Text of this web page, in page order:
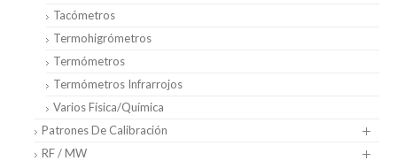
Tacómetros
Termohigrómetros
Termómetros
Termómetros Infrarrojos
Varios Física/Química
Patrones De Calibración
RF / MW